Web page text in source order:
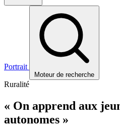
Portrait
Moteur de recherche
Ruralité
« On apprend aux
autonomes »